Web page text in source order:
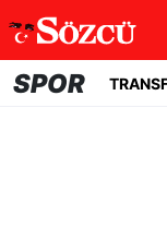
SPOR